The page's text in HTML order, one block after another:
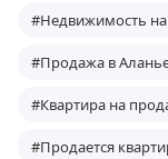
#Недвижимость
#Продажа в
#Квартира на
#Продается